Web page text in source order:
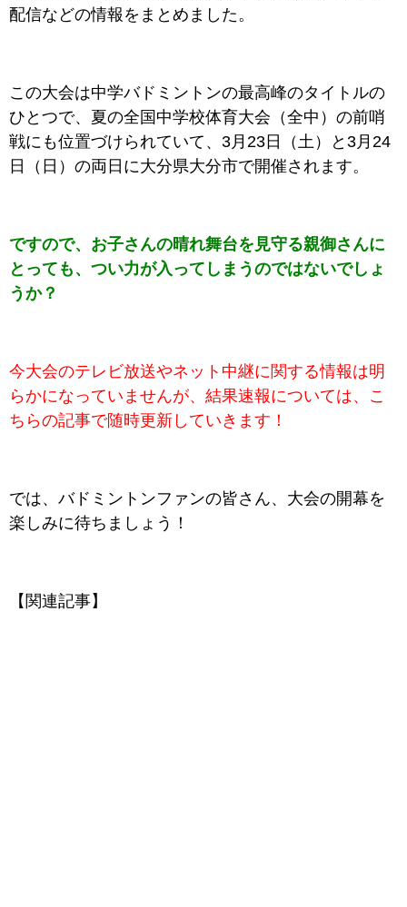
配信などの情報 をまとめました。
この大会は中学バドミントンの最高峰のタイトルの
ひとつで、夏の全国中学校体育大会（全中）の前哨
戦にも位置づけられていて、3月23日（土）と3月24
日（日）の両日に大分県大分市で開催されます。
ですので、お子さんの晴れ舞台を見守る親御さんに
とっても、つい力が入ってしまうのではないでしょ
うか？
今大会のテレビ放送やネット中継に関する情報は明
らかになっていませんが、結果速報については、こ
ちらの記事で随時更新していきます！
では、バドミントンファンの皆さん、大会の開幕を
楽しみに待ちましょう！
【関連記事】